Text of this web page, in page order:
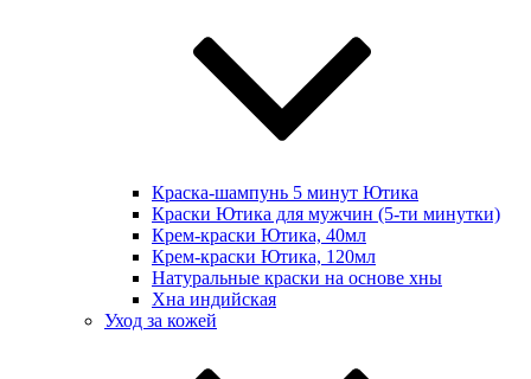
Краска-шампунь 5 минут Ютика
Краски Ютика для мужчин (5-ти минутки)
Крем-краски Ютика, 40мл
Крем-краски Ютика, 120мл
Натуральные краски на основе хны
Хна индийская
Уход за кожей